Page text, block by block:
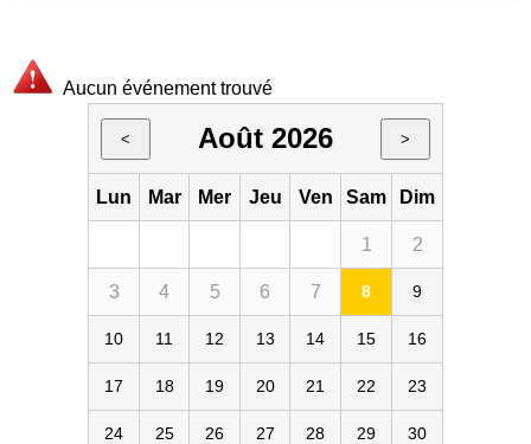
Aucun événement trouvé
< Août 2026 >
Lun Mar Mer Jeu Ven Sam Dim
1 2
3 4 5 6 7 8 9
10 11 12 13 14 15 16
17 18 19 20 21 22 23
24 25 26 27 28 29 30